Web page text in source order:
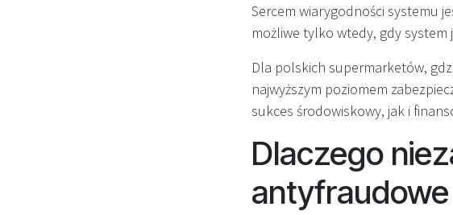
Sercem wiarygodności systemu
możliwe tylko wtedy, gdy
Dla polskich supermarketów,
najwyższym poziomem
sukces środowiskowy, jak i
Dlaczego